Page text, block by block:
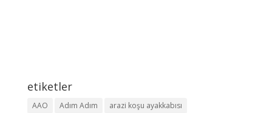
etiketler
AAO Adım Adım
arazi koşu ayakkabısı